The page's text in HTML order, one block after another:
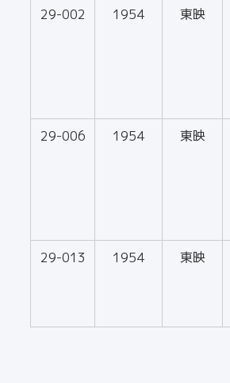
29-002
1954 東映
29-006 1954 東映
29-013 1954 東映